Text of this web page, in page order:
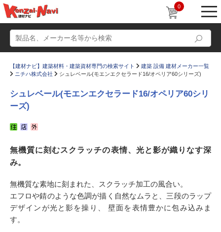
0
動画
すまいリング
お気に入り
【建材ナビ】建築材料・建築資材専門の検索サイト
建築 設備 建材メーカー一覧
ニチハ株式会社
シュレベール(モエンエクセラード16/オペリア60シリーズ)
シュレベール(モエンエクセラード16/オペリア60シリ
ーズ)
無機質に刻むスクラッチの表情、光と影が織りなす深
み。
無機質な素地に刻まれた、スクラッチ加工の風合い。
エフロや錆のような色調が描く自然なムラと、三段のラップ
デザインが光と影を操り、 壁面を表情豊かに包み込みま
す。